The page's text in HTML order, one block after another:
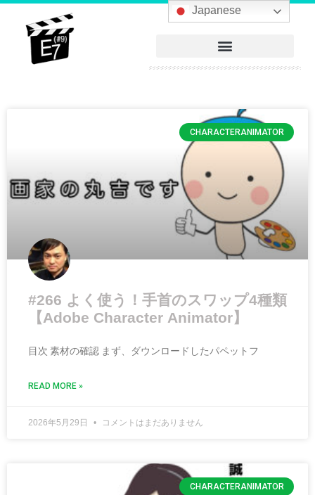
CHARACTERANIMATOR
#266 よく使う！手首のスワップ4種類
【Adobe Character Animator】
目次 素材の確認 まず、ダウンロードしたパペットフ
READ MORE »
2026年5月29日 コメントはまだありません
CHARACTERANIMATOR
Japanese